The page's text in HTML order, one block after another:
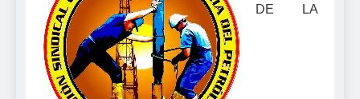
DE LA